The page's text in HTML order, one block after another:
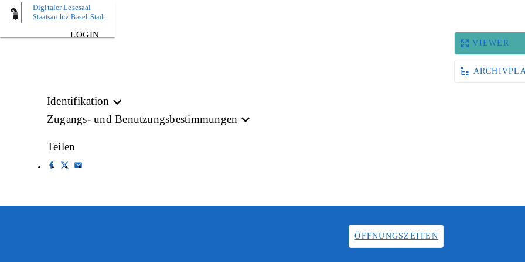
Digitaler Lesesaal
Staatsarchiv Basel-Stadt
LOGIN
BILD
VIEWER
Identifikation
Zugangs- und Benutzungsbestimmungen
Teilen
ÖFFNUNGSZEITEN